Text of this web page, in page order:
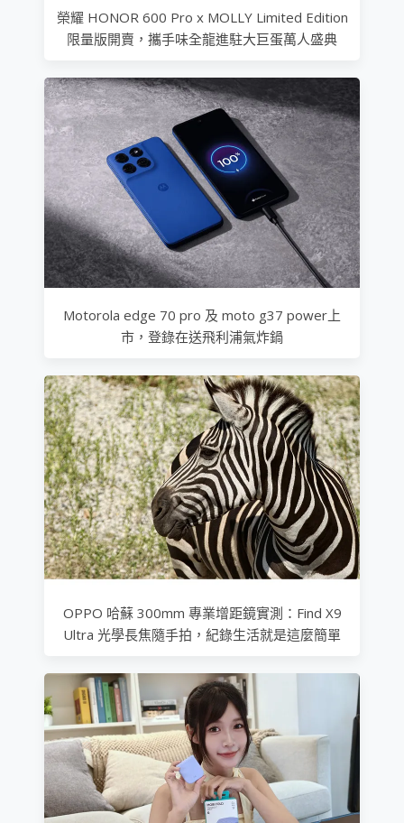
榮耀 HONOR 600 Pro x MOLLY Limited Edition
限量版開賣，攜手味全龍進駐大巨蛋萬人盛典
Motorola edge 70 pro 及 moto g37 power上
市，登錄在送飛利浦氣炸鍋
OPPO 哈蘇 300mm 專業增距鏡實測：Find X9
Ultra 光學長焦隨手拍，紀錄生活就是這麼簡單